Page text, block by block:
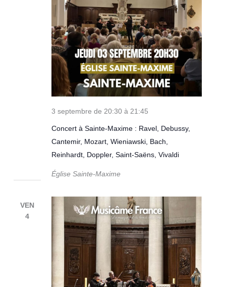
Concert à Sainte-Maxime : Ravel, Debussy,
Cantemir, Mozart, Wieniawski, Bach,
Reinhardt, Doppler, Saint-Saëns, Vivaldi
3 septembre de 20:30 à 21:45
Église Sainte-Maxime
VEN
4